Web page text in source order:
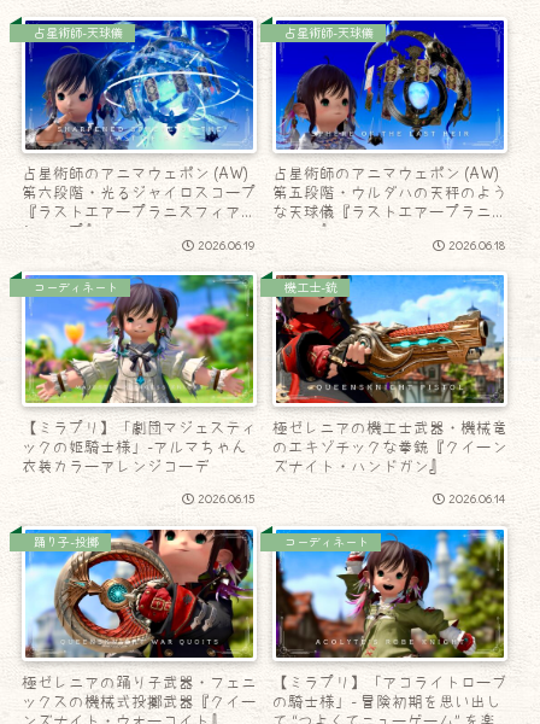
占星術師-天球儀
占星術師のアニマウェポン (AW)
第六段階・光るジャイロスコープ
『ラストエアープラニスフィア・
シャープ』
2026.06.19
占星術師-天球儀
占星術師のアニマウェポン (AW)
第五段階・ウルダハの天秤のよう
な天球儀『ラストエアープラニス
フィア』
2026.06.18
コーディネート
【ミラプリ】「劇団マジェスティ
ックの姫騎士様」-アルマちゃん
衣装カラーアレンジコーデ
2026.06.15
機工士-銃
極ゼレニアの機工士武器・機械竜
のエキゾチックな拳銃『クイーン
ズナイト・ハンドガン』
2026.06.14
踊り子-投擲
極ゼレニアの踊り子武器・フェニ
ックスの機械式投擲武器『クイー
コーディネート
【ミラプリ】「アコライトローブ
の騎士様」- 冒険初期を思い出し